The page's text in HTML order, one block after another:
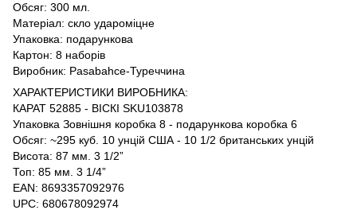
Обсяг: 300 мл.
Матеріал: скло удароміцне
Упаковка: подарункова
Картон: 8 наборів
Виробник: Pasabahce-Туреччина
ХАРАКТЕРИСТИКИ ВИРОБНИКА:
КАРАТ 52885 - ВІСКІ SKU103878
Упаковка Зовнішня коробка 8 - подарункова коробка 6
Обсяг: ~295 куб. 10 унцій США - 10 1/2 британських унцій
Висота: 87 мм. 3 1/2”
Топ: 85 мм. 3 1/4”
EAN: 8693357092976
UPC: 680678092974